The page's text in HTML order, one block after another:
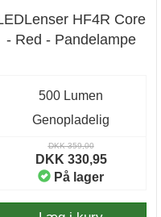
HF4R Core
- Red - Pandelampe
500 Lumen
Genopladelig
DKK 359,00
DKK 330,95
På lager